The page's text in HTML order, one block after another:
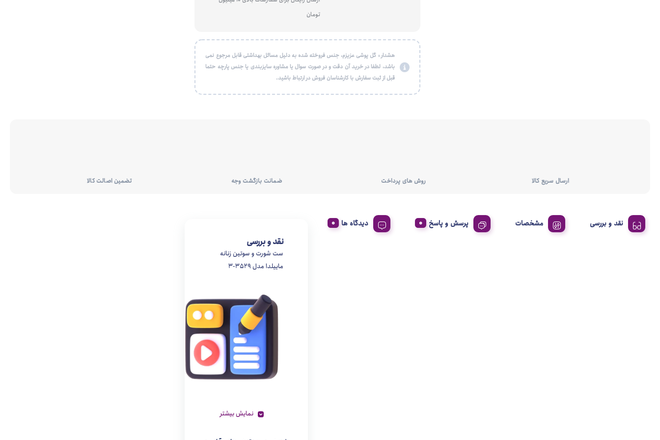
تومان
هشدار : گل پوشی عزیزم، جنس فروخته شده به دلیل مسائل بهداشتی قابل مرجوع نمی
باشد، لطفا در خرید آن دقت و در صورت سوال یا مشاوره سایزبندی یا جنس پارچه حتما
قبل از ثبت سفارش با کارشناسان فروش در ارتباط باشید.
ارسال سریع کالا روش های پرداخت ضمانت بازگشت وجه تضمین اصالت کالا
نقد و بررسی مشخصات پرسش و پاسخ دیدگاه ها
نقد و بررسی
ست شورت و سوتین زنانه
ماییلدا مدل 3529-3
نمایش بیشتر